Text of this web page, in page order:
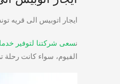
ايجار اتوبيس الى قريه تونس
نسعى شركتنا لتوفير
الفيوم، سواء كانت رحلة